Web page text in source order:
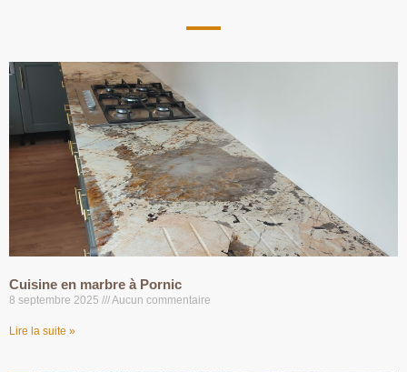
Cuisine en marbre à Pornic
8 septembre 2025 Aucun commentaire
Lire la suite »